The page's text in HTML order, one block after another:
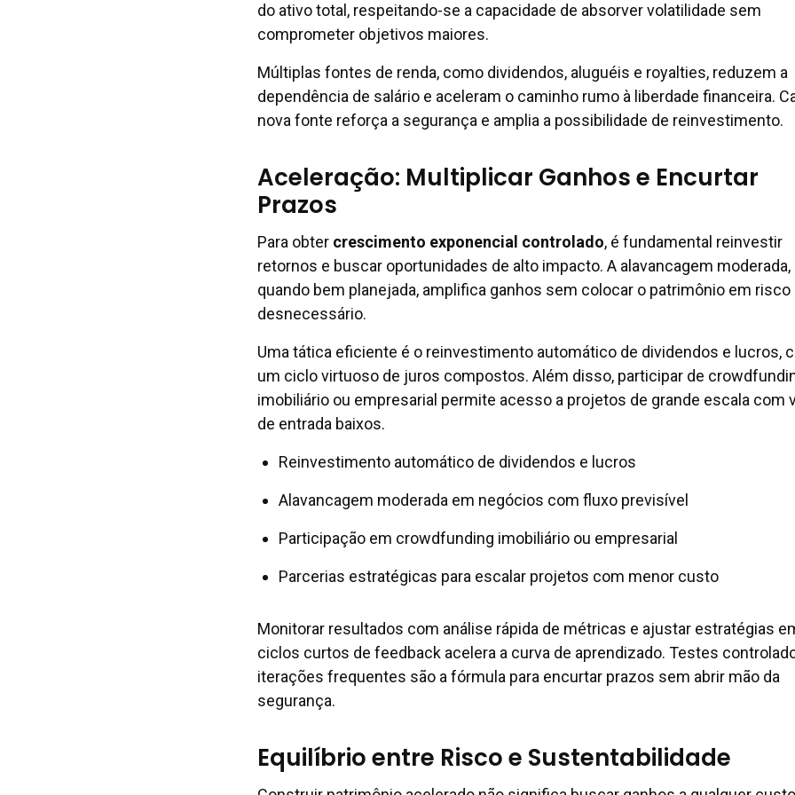
do ativo total, respeitando-se a capacidade de absorver volatilidade sem
comprometer objetivos maiores.
Múltiplas fontes de renda, como dividendos, aluguéis e royalties, reduzem a
dependência de salário e aceleram o caminho rumo à liberdade financeira.
nova fonte reforça a segurança e amplia a possibilidade de reinvestimento.
Aceleração: Multiplicar Ganhos e Encurtar
Prazos
Para obter crescimento exponencial controlado, é fundamental reinvestir
retornos e buscar oportunidades de alto impacto. A alavancagem moderada,
quando bem planejada, amplifica ganhos sem colocar o patrimônio em risco
desnecessário.
Uma tática eficiente é o reinvestimento automático de dividendos e lucros,
um ciclo virtuoso de juros compostos. Além disso, participar de
imobiliário ou empresarial permite acesso a projetos de grande escala com
de entrada baixos.
Reinvestimento automático de dividendos e lucros
Alavancagem moderada em negócios com fluxo previsível
Participação em crowdfunding imobiliário ou empresarial
Parcerias estratégicas para escalar projetos com menor custo
Monitorar resultados com análise rápida de métricas e ajustar estratégias
ciclos curtos de feedback acelera a curva de aprendizado. Testes
iterações frequentes são a fórmula para encurtar prazos sem abrir mão da
segurança.
Equilíbrio entre Risco e Sustentabilidade